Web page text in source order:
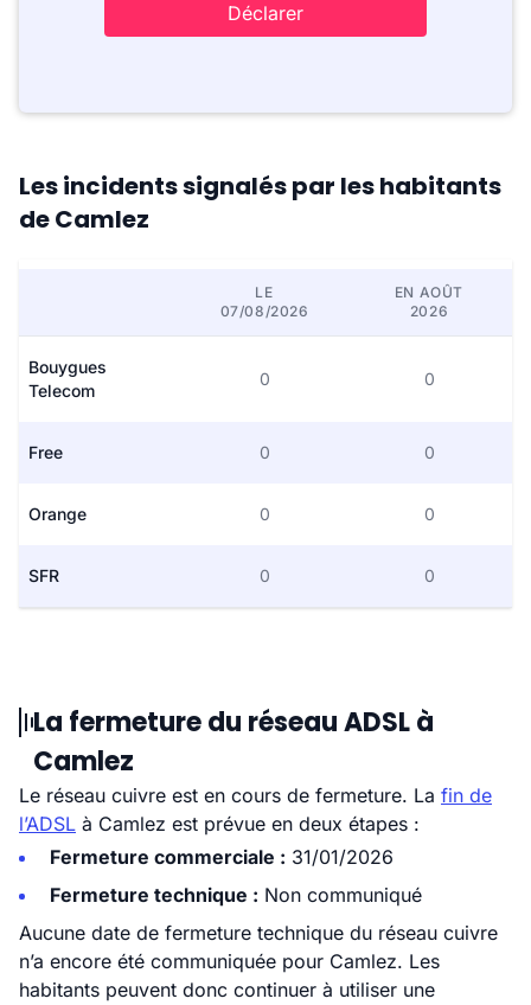
Déclarer
Les incidents signalés par les habitants
de Camlez
LE
07/08/2026
EN AOÛT
2026
Bouygues
Telecom
0 0
Free 0 0
Orange 0 0
SFR 0 0
La fermeture du réseau ADSL à
Camlez
Le réseau cuivre est en cours de fermeture. La fin de
l’ADSL à Camlez est prévue en deux étapes :
Fermeture commerciale : 31/01/2026
Fermeture technique : Non communiqué
Aucune date de fermeture technique du réseau cuivre
n’a encore été communiquée pour Camlez. Les
habitants peuvent donc continuer à utiliser une